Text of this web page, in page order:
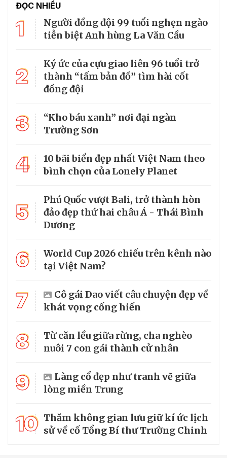
ĐỌC NHIỀU
1
Người đồng đội 99 tuổi nghẹn ngào
tiễn biệt Anh hùng La Văn Cầu
2
Ký ức của cựu giao liên 96 tuổi trở
thành “tấm bản đồ” tìm hài cốt
đồng đội
3
“Kho báu xanh” nơi đại ngàn
Trường Sơn
4
10 bãi biển đẹp nhất Việt Nam theo
bình chọn của Lonely Planet
5
Phú Quốc vượt Bali, trở thành hòn
đảo đẹp thứ hai châu Á - Thái Bình
Dương
6
World Cup 2026 chiếu trên kênh nào
tại Việt Nam?
7
Cô gái Dao viết câu chuyện đẹp về
khát vọng cống hiến
8
Từ căn lều giữa rừng, cha nghèo
nuôi 7 con gái thành cử nhân
9
Làng cổ đẹp như tranh vẽ giữa
lòng miền Trung
10 Thăm không gian lưu giữ kí ức lịch
sử về cố Tổng Bí thư Trường Chinh